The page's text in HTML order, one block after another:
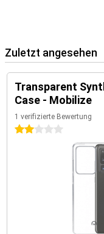
Zuletzt angesehen
Transparent
Case - Mobilize
1 verifizierte Bewertung
2 Sterne